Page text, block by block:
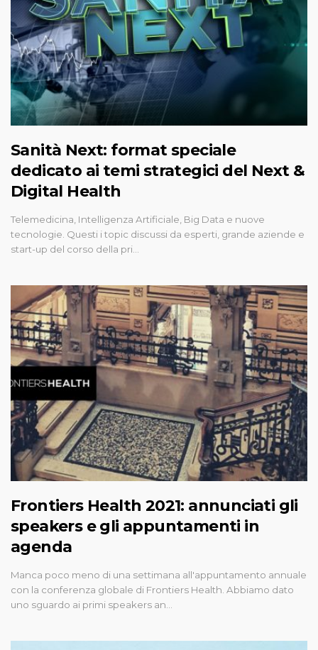
Sanità Next: format speciale
dedicato ai temi strategici del Next &
Digital Health
Telemedicina, Intelligenza Artificiale, Big Data e nuove
tecnologie. Questi i topic discussi da esperti, grande aziende e
start-up del corso della pri…
Frontiers Health 2021: annunciati gli
speakers e gli appuntamenti in
agenda
Manca poco meno di una settimana all'appuntamento annuale
con la conferenza globale di Frontiers Health. Abbiamo dato
uno sguardo ai primi speakers an…